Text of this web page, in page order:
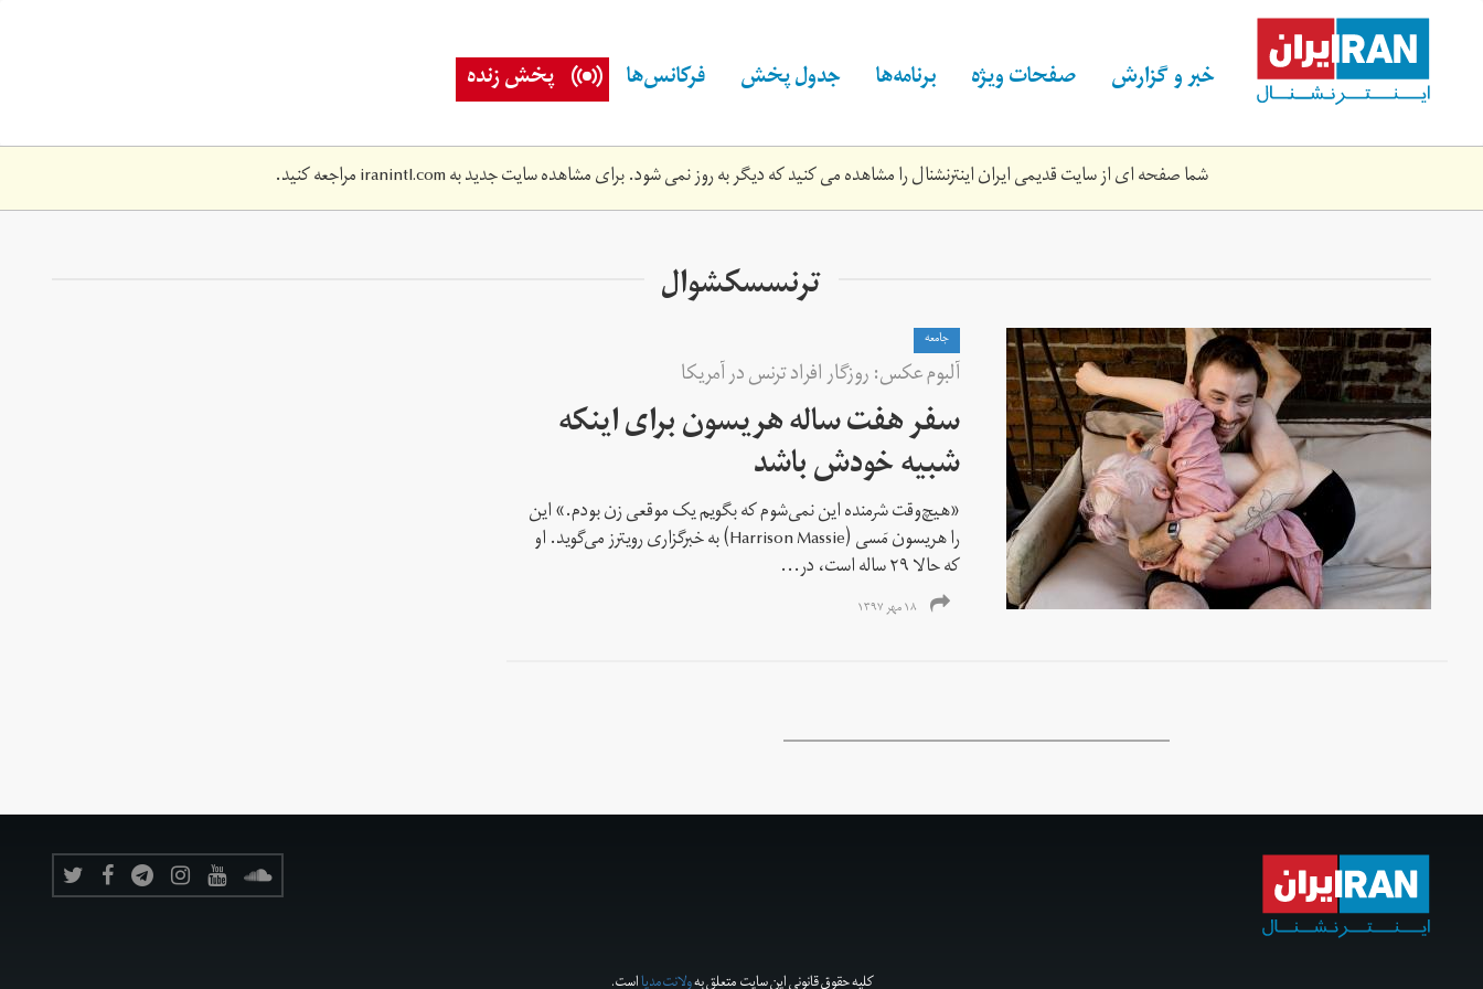
content خبر و گزارش صفحات ویژه برنامه‌ها جدول پخش فرکانس‌ها پخش زنده
شما صفحه ای از سایت قدیمی ایران اینترنشنال را مشاهده می کنید که دیگر به روز نمی شود. برای مشاهده سایت جدید بهiranintl.comمراجعه کنید.
ترنسسکشوال
جامعه
آلبوم عکس: روزگار افراد ترنس در آمریکا
سفر هفت ساله هریسون برای اینکه
شبیه خودش باشد
«هیچ‌وقت شرمنده این نمی‌شوم که بگویم یک موقعی زن بودم.» این
را هریسون مَسی (Harrison Massie) به خبرگزاری رویترز می‌گوید. او
که حالا ۲۹ ساله است، در...
۱۸ مهر ۱۳۹۷